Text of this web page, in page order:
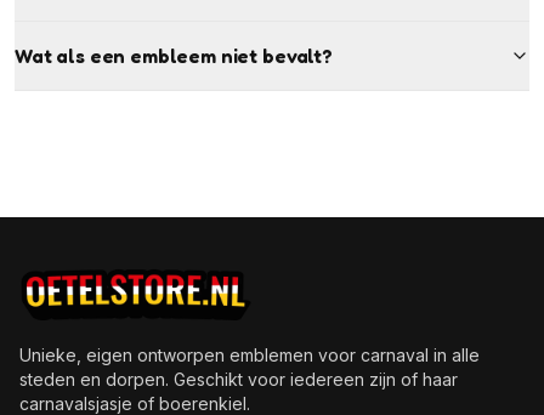
Wat als een embleem niet bevalt?
Unieke, eigen ontworpen emblemen voor carnaval in alle
steden en dorpen. Geschikt voor iedereen zijn of haar
carnavalsjasje of boerenkiel.